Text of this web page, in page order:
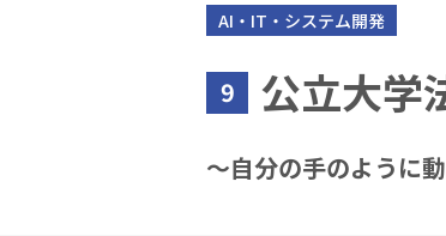
AI・IT・システム開発
9 公立大学
～自分の手のように